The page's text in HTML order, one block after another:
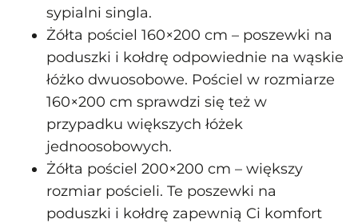
sypialni singla.
Żółta pościel 160×200 cm – poszewki na
poduszki i kołdrę odpowiednie na wąskie
łóżko dwuosobowe. Pościel w rozmiarze
160×200 cm sprawdzi się też w
przypadku większych łóżek
jednoosobowych.
Żółta pościel 200×200 cm – większy
rozmiar pościeli. Te poszewki na
poduszki i kołdrę zapewnią Ci komfort